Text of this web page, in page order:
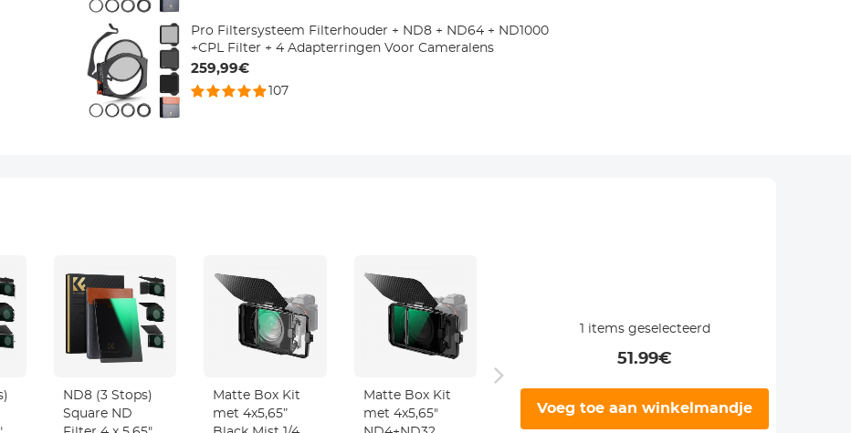
Pro Filtersysteem Filterhouder + ND8 + ND64 + ND1000
+CPL Filter + 4 Adapterringen Voor Cameralens
259,99€
107
ND8 (3 Stops)
Square ND
Matte Box Kit
met 4x5,65”
Matte Box Kit
met 4x5,65"
Square ND
Streak Filter 4 x
items geselecteerd
51.99€
Voeg toe aan winkelmandje